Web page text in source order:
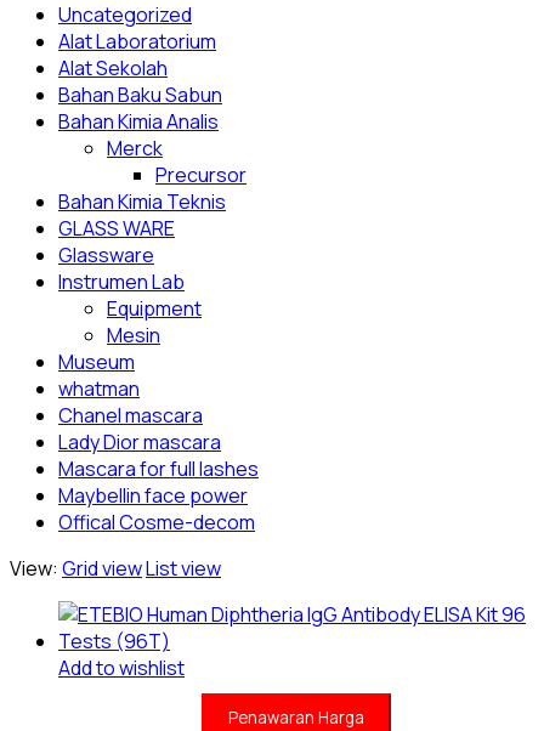
Uncategorized
Alat Laboratorium
Alat Sekolah
Bahan Baku Sabun
Bahan Kimia Analis
Merck
Precursor
Bahan Kimia Teknis
GLASS WARE
Glassware
Instrumen Lab
Equipment
Mesin
Museum
whatman
Chanel mascara
Lady Dior mascara
Mascara for full lashes
Maybellin face power
Offical Cosme-decom
View: Grid viewList view
Add to wishlist
Penawaran Harga